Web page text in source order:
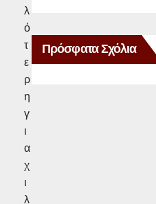
λ
ό
τ
ε
ρ
η
γ
ι
α
χ
ι
λ
Πρόσφατα Σχόλια